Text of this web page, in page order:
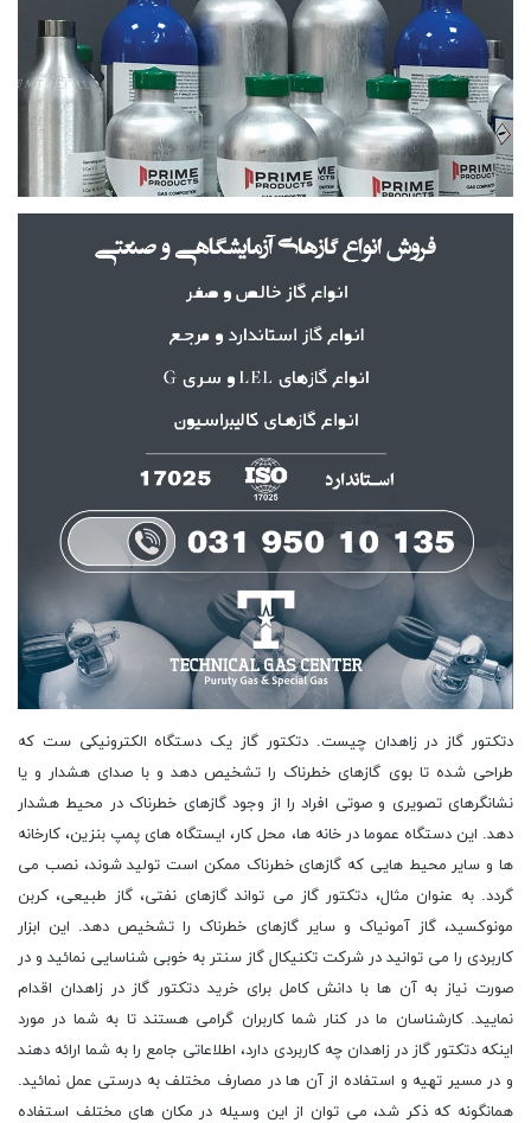
دتکتور گاز در زاهدان چیست. دتکتور گاز یک دستگاه الکترونیکی ست که طراحی شده تا بوی گازهای خطرناک را تشخیص دهد و با صدای هشدار و یا نشانگرهای تصویری و صوتی افراد را از وجود گازهای خطرناک در محیط هشدار دهد. این دستگاه عموما در خانه ها، محل کار، ایستگاه های پمپ بنزین، کارخانه ها و سایر محیط هایی که گازهای خطرناک ممکن است تولید شوند، نصب می گردد. به عنوان مثال، دتکتور گاز می تواند گازهای نفتی، گاز طبیعی، کربن مونوکسید، گاز آمونیاک و سایر گازهای خطرناک را تشخیص دهد. این ابزار کاربردی را می توانید در شرکت تکنیکال گاز سنتر به خوبی شناسایی نمائید و در صورت نیاز به آن ها با دانش کامل برای خرید دتکتور گاز در زاهدان اقدام نمایید. کارشناسان ما در کنار شما کاربران گرامی هستند تا به شما در مورد اینکه دتکتور گاز در زاهدان چه کاربردی دارد، اطلاعاتی جامع را به شما ارائه دهند و در مسیر تهیه و استفاده از آن ها در مصارف مختلف به درستی عمل نمائید. همانگونه که ذکر شد، می توان از این وسیله در مکان های مختلف استفاده کرد. به همین دلیل برخی از این موارد را مورد بررسی قرار خواهیم داد. به عنوان نمونه می توان از آن ها در پمپ بنزین ها استفاده کرد. دتکتور گاز در پمپ بنزین برای شناسایی و اعلام خطر حوادث احتمالی ناشی از نشت گاز در محیط استفاده می گردد. این دستگاه با تشخیص نشت گازهای سمی مانند بنزین، گازوئیل و گاز سی ان جی، به صورت خودکار اعلام خطر می کند و از وقوع حوادث احتمالی جلوگیری می کند. همچنین، دتکتور گاز در پمپ بنزین به عنوان یکی از وسایل ایمنی مورد استفاده قرار می گیرد و در صورت نشت گاز، اعلام خطر می کند تا کارکنان و مشتریان پمپ بنزین از خطرات ناشی از نشت گاز جلوگیری کنند. همچنین این امکان وجود دارد که در منازل نیز به کار گرفته شوند. دتکتور گاز یک وسیله ایمنی است که برای تشخیص گازهای سمی و قابل اشتعال مانند مونوکسید کربن، گاز طبیعی، پروپان و بوتان در منازل استفاده می گردد. این وسیله با ایجاد هشدار صوتی یا تصویری در صورت شناسایی گاز، افراد را از خطرات احتمالی هشدار می دهد و به آنها فرصت می دهد تا از منطقه خطرناک خارج شوند و از ایمنی خود مطمئن شوند. همچنین، دتکتور گاز در صورت شناسایی گاز، به صورت خودکار سیستم گاز را قطع می کند و از وقوع حوادث بیشتر جلوگیری می کند. استفاده از دتکتور گاز در منازل بسیار حیاتی است و به افراد کمک می کند تا از خطرات جانی جلوگیری کنند. در کاربردی دیگر آن ها را در کارخانه ها مشاهده می کنیم. دتکتور گاز در انواع کارخانه ها برای شناسایی و اعلام حضور گازهای خطرناک و احتمالی مانند گازهای سمی، قابل اشتعال، انفجاری استفاده می گردد. این دستگاه ها به صورت خودکار و به صورت نصب شده در محل های مختلف کارخانه ها، در صورت شناسایی گازهای خطرناک به صورت خودکار هشدار می دهند و در صورت نیاز، اقدامات لازم را برای پاکسازی و از بین بردن گازهای خطرناک انجام می دهند. به عنوان مثال، در کارخانجات شیمیایی، نفت، گاز، فولاد، ذوب آهن، آلومینیوم، خودروسازی از دتکتورهای گاز استفاده می گردد. دتکتور گاز در کارخانه های پتروشیمی برای شناسایی و اعلام وجود گازهای خطرناک مانند هیدروژن، متان، اکسید کربن، گازهای سمی و غیره استفاده می گردد. این دستگاه ها به صورت اتوماتیک عمل کرده و در صورت شناسایی گازهای خطرناک، هشدار می دهند تا اقدامات لازم برای جلوگیری از انفجار و حوادث ناگوار انجام گردد. همچنین، دتکتورهای گاز در کارخانه های پتروشیمی برای کنترل کیفیت هوا و سنجش غلظت گازها در محیط کار استفاده می شوند. کاربرد این دستگاه در کارخانجات فولاد چگونه است. دتکتور گاز در کارخانجات فولاد، به عنوان یکی از تجهیزات ایمنی اساسی مورد استفاده قرار می گیرد. این دستگاه برای شناسایی و سنجش غلظت گازهای خطرناک مانند کربن مونوکسید، گاز طبیعی، بوتان، پروپان، هیدروژن و غیره در هوا به کار می رود. استفاده از دتکتور گاز در کارخانجات فولاد به دلیل وجود خطراتی مانند انفجار و حریق در اثر هم زیستی گازهای خطرناک با مواد قابل اشتعال و محیط کارگران بسیار مهم است. همچنین، استفاده از دتکتور گاز در کارخانجات فولاد، به منظور کاهش هزینه های ناشی از از دست دادن مواد و تجهیزات ناشی از حوادث نیز مورد استفاده قرار می گیرد. به طور کلی، دتکتور گاز در کارخانجات فولاد به منظور افزایش ایمنی و کاهش خطرات جانی و مالی مورد استفاده قرار می گیرد. همچنین می توان در استفاده از آن در کارخانه خودردوسازی اینگونه گفت که دتکتور گاز در کارخانجات خودروسازی برای شناسایی و اطلاع رسانی در مورد حضور گازهای خطرناک مانند گازهای سمی، قابل اشتعال و ... به کار می رود. این دستگاه ها در ایمنی و بهداشت کارکنان کارخانه نقش بسزایی دارند و در صورت شناسایی گازهای خطرناک، اقدامات لازم برای جلوگیری از وقوع حوادث و ایمنی کارکنان صورت می گیرد. همچنین این دستگاه ها به عنوان یکی از ابزارهای کنترل کیفیت محصولات نیز به کار می روند. استفاده از این ابزار در کارخانه ذوب آهن چگونه است. دتکتور گاز در کارخانجات ذوب آهن برای شناسایی و اعلام حضور گازهای خطرناک مانند دی اکسید کربن، گازهای سمی و قابل اشتعال استفاده می گردد. این دستگاه ها به صورت خودکار عمل می کنند و در صورت شناسایی هر گونه گاز خطرناک، به صورت صوتی و نوری هشدار می دهند تا کارکنان و مدیران کارخانه بتوانند اقدامات لازم را برای ایمنی و سلامتی کارکنان انجام دهند. این دستگاه ها به عنوان یکی از مهمترین تجهیزات ایمنی در کارخانجات ذوب آهن به شمار می روند. ما در شرکت تکنیکال گاز سنتر که در فروش انواع گازهای آزمایشگاهی، صنعتی و خلوص بالا متخصص هستیم، در مورد هر نوع محصولات گازی همانند دتکتور گاز ثابت و قابل حمل در زاهدان نیز به همین شیوه عمل می کنیم و با آن دسته از افراد و شرکت هایی که با ما در همکاری هستند، تعاملی مناسب را داریم و بهترین ها را به آن ها هدیه خواهیم داد. به همین دلیل است که انواع دتکتور گاز در زاهدان را در سبد محصولات خود جای داده ایم تا هر کس که به هر نحو به این ابزار نیاز پیدا کرد بتوانید به سادگی و در فضایی ایمن انواع آن را نظیر دتکتور گاز صنعتی در زاهدان تهیه کند. اما طیف وسیعی از مشتریان هستند که با ما همراهی می کنند و این بدان دلیل است که ما قیمت دتکتور گاز در زاهدان مقرون به صرفه را به آن ها ارائه می کنیم و همگان با هر توان مالی که باشند، می توانند خرید خود را از ما انجام دهند. با توجه به همین دلایل است که ما را به عنوان برترین مرکز فروش دتکتور گاز زاهدان در بازار این حوزه می شناسند که در همه حال روی ما حساب ویژه ای باز خواهند کرد. در ادامه قصد داریم در مورد نحوه نصب دتکتور گاز در زاهدان با شما صحبت کنیم. نصب دتکتور گاز به دو روش ممکن است. نصب دتکتور گاز به صورت سیمی چگونه است. ابتدا باید محل نصب دتکتور گاز را انتخاب نمائید. بهتر است این دتکتور در محلی که احتمال نشت گاز بیشتر است، مثل حمام، آشپزخانه و یا پشت اجاق گاز نصب گردد. سپس باید دتکتور گاز را به شبکه برق متصل نمائید. برای این کار، سیم قرمز دتکتور را به سیم فاز و سیم سیاه آن را به سیم صفر متصل نمائید. سپس باید دتکتور گاز را به شبکه گاز متصل نمائید. برای این کار، سیم زرد دتکتور را به شیر گاز و سیم سفید آن را به سیم مشترک متصل نمائید. در نهایت، دتکتور گاز را به دیوار نصب نمائید. برای این کار، ابتدا محل نصب دتکتور را با یک مارکر مشخص نمائید و سپس با استفاده از پیچ و مهره، دتکتور را به دیوار بچسبانید. نصب دتکتور گاز به صورت بی سیم را بررسی می کنیم. ابتدا باید دتکتور گاز را به باتری متصل نمائید. برای این کار، پوشش پشتی دتکتور را باز نمائید و باتری را در آن قرار دهید. سپس باید دتکتور گاز را به شبکه گاز متصل نمائید. برای این کار، با استفاده از دکمه های روی دتکتور، آن را به شبکه گاز متصل نمائید. در نهایت، دتکتور گاز را در محل مورد نظر نصب نمائید. برای این کار، با استفاده از چسب دو طرفه، دتکتور را به دیوار بچسبانید. برای کسب اطلاعات بیشتر و دانستن این موضوع که محل نصب دتکتور گاز در زاهدان کجاست، با کارشناسان شرکت تکنیکال گاز سنتر در تماس باشید. اما اگر در مورد شعاع پوشش دتکتور گاز در زاهدان نیز پرسش دارید می توانید با ما این مورد را نیز برطرف نمایید. شعاع پوشش دتکتور گاز به معنای فاصله ای است که یک دتکتور گاز می تواند گاز را در آن فاصله شناسایی کند. این شعاع پوشش بستگی به نوع دتکتور و نوع گازی که قرار است تشخیص داده گردد دارد. برای مثال، دتکتورهای گاز متان با شعاع پوشش بیشتری نسبت به دتکتورهای گاز کربن مونوکسید عمل می کنند. علاوه بر این، شعاع پوشش دتکتورهای گاز ممکن است با توجه به شرایط محیطی مانند دما، رطوبت و فشار هوا تغییر کند. از تشخیص های این دستگاه نیز در مورد گازهای مختلف با شما صحبت می کنیم. در تشخیص گازهای نفتی کاربرد دارد. دتکتور گاز یک ابزار حیاتی برای تشخیص و سنجش میزان گازهای نفتی است. این دستگاه برای تشخیص گازهای نفتی مانند متان، بوتان، پروپان، هگزان و دیگر گازهای نفتی مورد استفاده قرار می گیرد. با استفاده از دتکتور گاز، می توان میزان گازهای نفتی را در هوا سنجش کرد و در صورت وجود غلظت بالا، اقدام به اخطار دهی و اتخاذ اقدامات لازم برای جلوگیری از خطرات احتمالی ناشی از گازهای نفتی مانند انفجار، حریق و سمی شدن هوا می کنند. در صنایع نفت و گاز، دتکتور گاز به عنوان یکی از ابزارهای اصلی برای ایمنی و بهداشت شغلی کاربرد دارد. در شناسایی گازهای طبیعی می توان از آن بهره برد. دتکتور گاز در تشخیص گازهای طبیعی مانند متان، پروپان، بوتان و... استفاده می گردد. این دستگاه با استفاده از حسگرهای خاص، تغییرات غلظت گازها را در هوا تشخیص می دهد و در صورت شناسایی گازهای خطرناک، به صورت صوتی یا تصویری هشدار می دهد. این دستگاه در محیط هایی مانند کارخانه ها، ایستگاه های گاز، ساختمان های خدماتی و مسکونی و... کاربرد دارد و به عنوان یکی از ابزارهای ایمنی محسوب می گردد. در تشخیص گاز آمونیاک می توان از آن استفاده کرد. دتکتور گاز یک دستگاه حسگر است که برای تشخیص حضور گازهای خطرناک در محیط استفاده می گردد. در مورد گاز آمونیاک نیز دتکتور گاز می تواند به عنوان یک ابزار مفید در تشخیص حضور این گاز در محیط کاربرد داشته باشد. گاز آمونیاک یک گاز سمی است که در بسیاری از صنایع مانند صنایع شیمیایی، کشاورزی، پتروشیمی و... استفاده می گردد. در صورتی که گاز آمونیاک به طور ناخواسته در محیط اطراف منتشر گردد، می تواند برای افراد حضوری در آن محیط بسیار خطرناک باشد. با استفاده از دتکتور گاز، می توان به سرعت حضور گاز آمونیاک را تشخیص داد و اقدام به اخطار و ایمن سازی در محیط کار کرد. در نتیجه، استفاده از دتکتور گاز در تشخیص گاز آمونیاک می تواند به حفاظت از سلامت و ایمنی افراد کارگر در محیط کار کمک کند. اما در ادامه به شما در ارتفاع دتکتور گاز در زاهدان مواردی را خواهیم گفت و می دانید که ارتفاع دتکتور گاز باید بر اساس نوع گاز و محل نصب آن تعیین گردد. به طور کلی، برای گازهای سنگین تر مانند پروپان، ارتفاع دتکتور باید حداقل سی سانتی متر از زمین باشد. برای گازهای سبک تر مانند متان، ارتفاع دتکتور باید حداقل پانزده سانتی متر باشد. همچنین، برای محل نصب دتکتور گاز در اتاق های خواب، ارتفاع آن باید حداقل صد و پنجاه سانتی متر باشد تا از دسترسی کودکان جلوگیری گردد. ما برای شما مشتریان گرامی فروش دتکتور گاز در زاهدان را در دستور کاری خود قرار داده ایم تا بتوانید با استفاده از خدمات و امکانات ما به نتیجه ای دلخواه در این زمینه دست پیدا نمائید و به سادگی و تنها با چند کلیک ساده به دتکتور گاز در زاهدان با ضمانت اصالت رسیده و سفارش خود را ثبت نمائید. با در نظر گرفتن همین موارد است که این ادعا را داریم که پس از یکبار خرید از شرکت تکنیکال گاز سنتر به پاسخ این پرسش که دتکتور گاز